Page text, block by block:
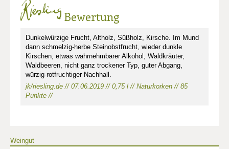
Bewertung
Dunkelwürzige Frucht, Altholz, Süßholz, Kirsche. Im Mund
dann schmelzig-herbe Steinobstfrucht, wieder dunkle
Kirschen, etwas wahrnehmbarer Alkohol, Waldkräuter,
Waldbeeren, nicht ganz trockener Typ, guter Abgang,
würzig-rotfruchtiger Nachhall.
jk/riesling.de // 07.06.2019 // 0,75 l // Naturkorken // 85
Punkte //
Weingut